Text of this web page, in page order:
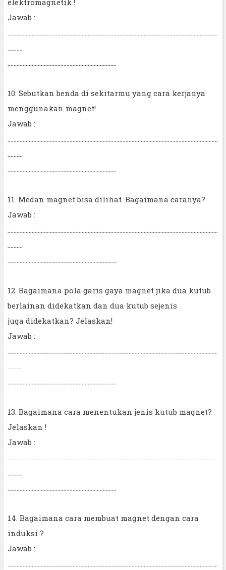
elektromagnetik !
Jawab :
...........................................................................................................................................
..........
........................................................................
10. Sebutkan benda di sekitarmu yang cara kerjanya
menggunakan magnet!
Jawab :
...........................................................................................................................................
..........
........................................................................
11. Medan magnet bisa dilihat. Bagaimana caranya?
Jawab :
...........................................................................................................................................
..........
........................................................................
12. Bagaimana pola garis gaya magnet jika dua kutub
berlainan didekatkan dan dua kutub sejenis
juga didekatkan? Jelaskan!
Jawab :
...........................................................................................................................................
..........
........................................................................
13. Bagaimana cara menentukan jenis kutub magnet?
Jelaskan !
Jawab :
...........................................................................................................................................
..........
........................................................................
14. Bagaimana cara membuat magnet dengan cara
induksi ?
Jawab :
...........................................................................................................................................